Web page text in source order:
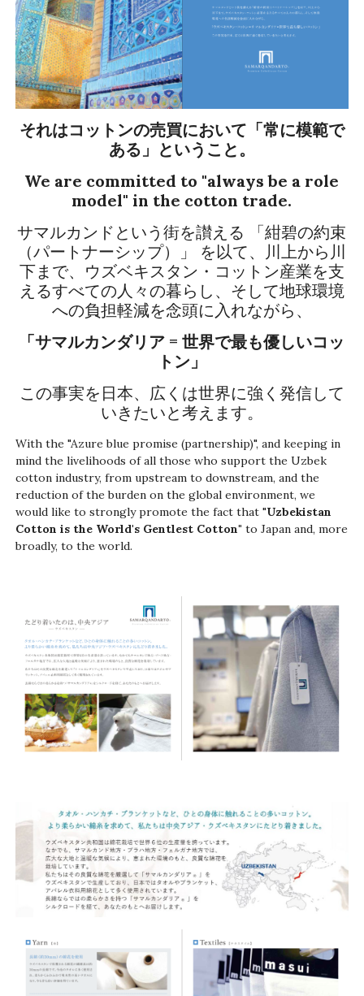
それはコットンの売買において「常に模範で
ある」ということ。
We are committed to "always be a role
model" in the cotton trade.
サマルカンドという街を讃える 「紺碧の約束
（パートナーシップ）」 を以て、川上から川
下まで、ウズベキスタン・コットン産業を支
えるすべての人々の暮らし、そして地球環境
への負担軽減を念頭に入れながら、
「サマルカンダリア = 世界で最も優しいコッ
トン」
この事実を日本、広くは世界に強く発信して
いきたいと考えます。
With the "Azure blue promise (partnership)", and keeping in
mind the livelihoods of all those who support the Uzbek
cotton industry, from upstream to downstream, and the
reduction of the burden on the global environment, we
would like to strongly promote the fact that "Uzbekistan
Cotton is the World's Gentlest Cotton" to Japan and, more
broadly, to the world.